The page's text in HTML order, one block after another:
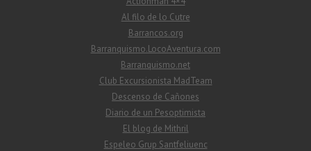
Al filo de lo Cutre
Barrancos.org
Barranquismo.LocoAventura.com
Barranquismo.net
Club Excursionista MadTeam
Descenso de Cañones
Diario de un Pesoptimista
El blog de Mithril
Espeleo Grup Santfeliuenc